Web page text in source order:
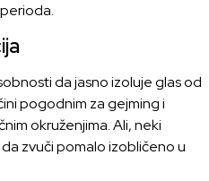
da jasno izoluje glas od
pogodnim za gejming i
okruženjima. Ali, neki
zvuči pomalo izobličeno u